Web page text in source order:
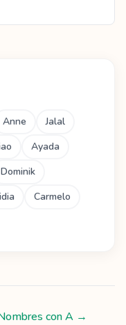
Anne
Jalal
Ayada
Dominik
Carmelo
conA →